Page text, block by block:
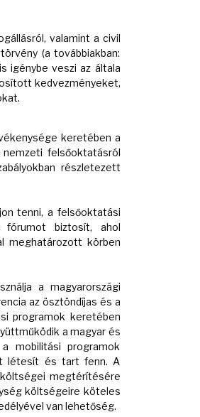
valamint a civil
(a továbbiakban:
igénybe veszi az általa
kedvezményeket,
keretében a
felsőoktatásról
részletezett
tenni, a felsőoktatási
fórumot biztosít, ahol
meghatározott körben
a magyarországi
az ösztöndíjas és a
programok keretében
a magyar és
mobilitási programok
létesít és tart fenn. A
megtérítésére
költségeire köteles
van lehetőség.